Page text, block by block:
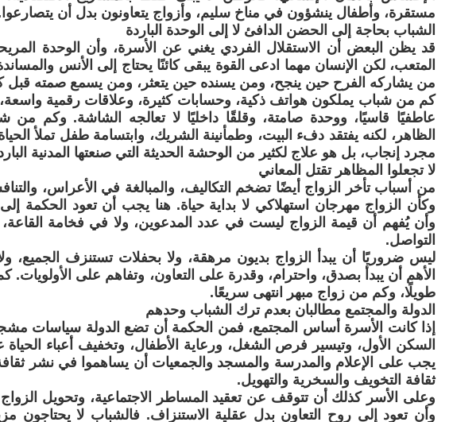
مستقرة، وأطفال ينشؤون في مناخ سليم، وأزواج يتعاونون بدل أن
الشباب بحاجة إلى الحضن الدافئ لا إلى الوحدة الباردة
قد يظن البعض أن الاستقلال الفردي يغني عن الأسرة، وأن الوحدة
المتعب، لكن الإنسان مهما ادعى القوة يبقى كائنًا يحتاج إلى الأنس
من يشاركه الفرح حين ينجح، ومن يسنده حين يتعثر، ومن يسمع صمته قبل
كم من شباب يملكون هواتف ذكية، وحسابات كثيرة، وعلاقات رقمية
عاطفيًا قاسيًا، ووحدة صامتة، وقلقًا داخليًا لا تعالجه الشاشة. وكم
الظاهر، لكنه يفتقد دفء البيت، وطمأنينة الشريك، وابتسامة طفل تملأ
مجرد إنجاب، بل هو علاج لكثير من الوحشة الحديثة التي صنعتها المدنية
لا تجعلوا المظاهر تقتل المعاني
من أسباب تأخر الزواج أيضًا تضخم التكاليف، والمبالغة في الأعراس،
وكأن الزواج مهرجان استهلاكي لا بداية حياة. هنا يجب أن تعود الحكمة
وأن يُفهم أن قيمة الزواج ليست في عدد المدعوين، ولا في فخامة
التواصل.
ليس ضروريًا أن يبدأ الزواج بديون مرهقة، ولا بحفلات تستنزف الجميع،
الأهم أن يبدأ بصدق، واحترام، وقدرة على التعاون، وتفاهم على
طويلًا، وكم من زواج مبهر انتهى سريعًا.
الدولة والمجتمع مطالبان بعدم ترك الشباب وحدهم
إذا كانت الأسرة أساس المجتمع، فمن الحكمة أن تضع الدولة سياسات
السكن الأول، وتيسير فرص الشغل، ورعاية الأطفال، وتخفيف أعباء الحياة
يجب على الإعلام والمدرسة والمسجد والجمعيات أن يساهموا في نشر
ثقافة التخويف والسخرية والتهويل.
وعلى الأسر كذلك أن تتوقف عن تعقيد المساطر الاجتماعية، وتحويل
وأن تعود إلى روح التعاون بدل عقلية الاستنزاف. فالشباب لا يحتاجون